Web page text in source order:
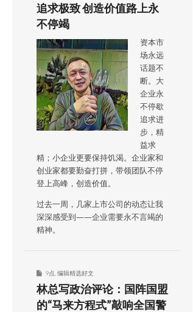
追求极致 创造价值路上永
不停竭
资本市
场永远
话题不
断。大
企业永
不停歇
追求进
步，精
益求
精；小企业更要保持饥渴。企业家和
创业家都要勤奋打拼，带领团队不停
登上高峰，创造价值。
过去一周，几家上市公司的动态让我
深深感受到——企业需要永不言竭的
精神。
9点 编辑精选好文
林总写政治评论：国阵国盟
的“马来方程式”敲响全国警